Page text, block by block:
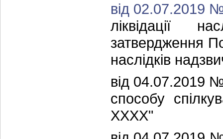
від 02.07.2019
ліквідації
затвердження
наслідків
від 04.07.2019
способу
ХХХХ"